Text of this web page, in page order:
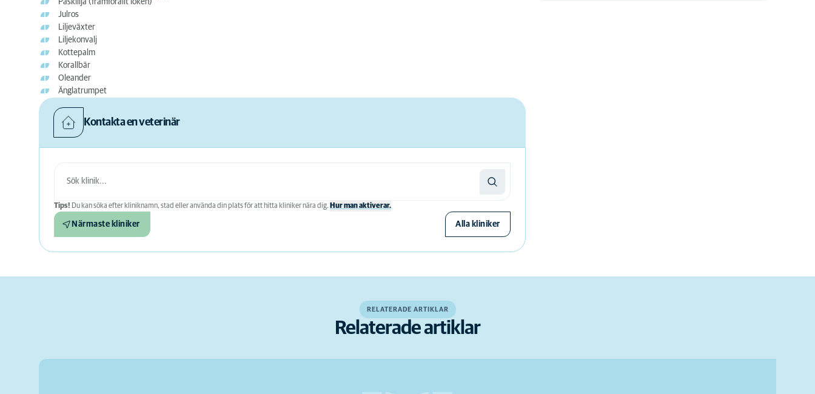
Påsklilja (framförallt löken)
Julros
Liljeväxter
Liljekonvalj
Kottepalm
Korallbär
Oleander
Änglatrumpet
Kontakta en veterinär
Tips! Du kan söka efter kliniknamn, stad eller använda din plats för att hitta kliniker nära dig. Hur man aktiverar.
Närmaste kliniker Alla kliniker
RELATERADE ARTIKLAR
Relaterade artiklar